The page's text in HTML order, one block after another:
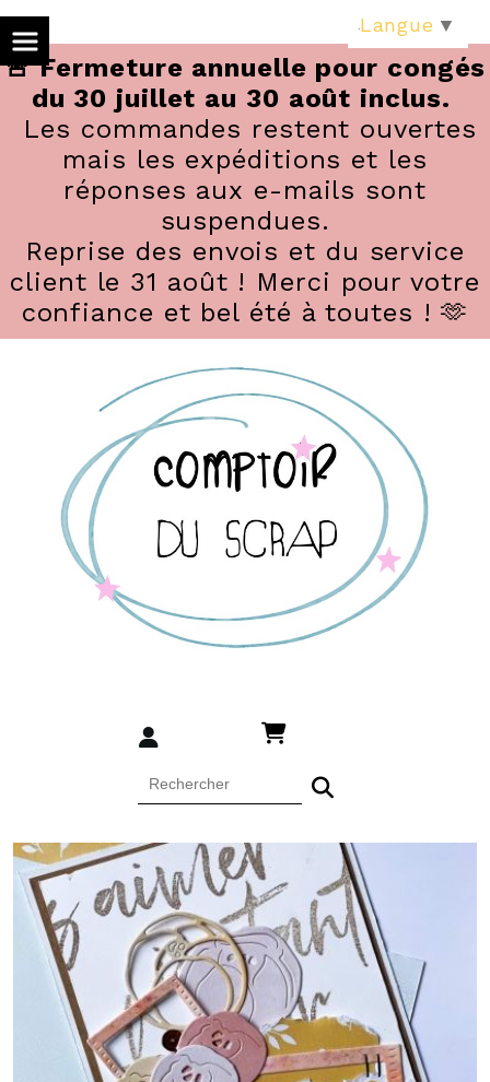
🚨 Fermeture annuelle pour congés
du 30 juillet au 30 août inclus.
Les commandes restent ouvertes
mais les expéditions et les
réponses aux e-mails sont
suspendues.
Reprise des envois et du service
client le 31 août ! Merci pour votre
confiance et bel été à toutes ! 🫶
Langue ▼